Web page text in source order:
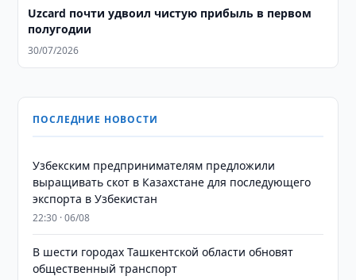
Uzcard почти удвоил чистую прибыль в первом
полугодии
30/07/2026
ПОСЛЕДНИЕ НОВОСТИ
Узбекским предпринимателям предложили
выращивать скот в Казахстане для последующего
экспорта в Узбекистан
22:30 · 06/08
В шести городах Ташкентской области обновят
общественный транспорт